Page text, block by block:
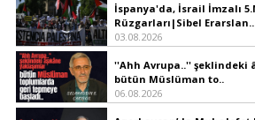
İspanya'da, İsrail İmzalı
Rüzgarları|Sibel Erarslan..
03.08.2026
''Ahh Avrupa..'' şeklindeki
bütün Müslüman to..
06.08.2026